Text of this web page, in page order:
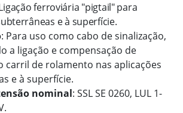
ferroviária "pigtail" para
e à superfície.
: Para uso como cabo de sinalização,
a ligação e compensação de
carril de rolamento nas aplicações
e à superfície.
nominal: SSL SE 0260, LUL 1-